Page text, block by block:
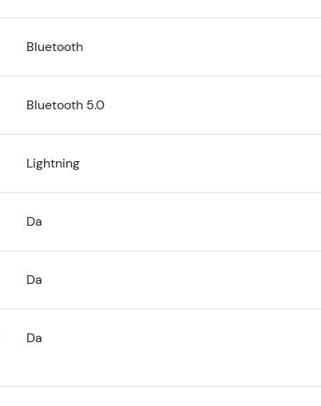
Bluetooth
Bluetooth 5.0
Lightning
Da
Da
Da